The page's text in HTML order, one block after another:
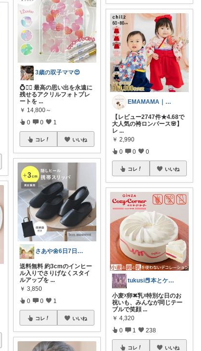
3歳の双子ママ😍
💍👰‍♀️ 最高の思い出を永遠に
残せるアクリルフォトプレ
ートを ...
￥ 14,800～
0 0 1
コレ いいね
さあや🌼6日7日有難うございます
送料無料 約3cmのインヒー
ル入りでさりげなくスタイ
ルアップを ...
￥ 3,850
0 0 1
コレ いいね
EMAMAMA｜１歳ママの推しアイテム
【レビュー2747件★4.68で
大人気の袴ロンパース🌸】
レ ...
￥ 2,990
0 0 0
コレ いいね
tukusi📕本とケーキの快適な時間を
小麦☓卵✖乳☓​特別な日のお
祝いも、みんなが同じテー
ブルで笑顔 ...
￥ 4,320
0 1 238
コレ いいね